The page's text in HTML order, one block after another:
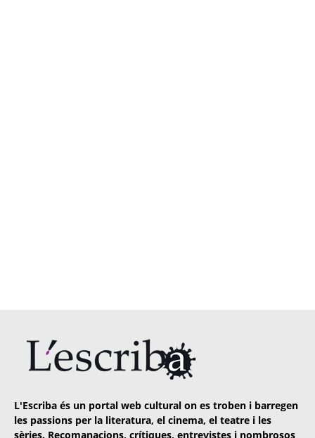
L'Escriba és un portal web cultural on es troben i barregen
les passions per la literatura, el cinema, el teatre i les
sèries. Recomanacions, crítiques, entrevistes i nombrosos